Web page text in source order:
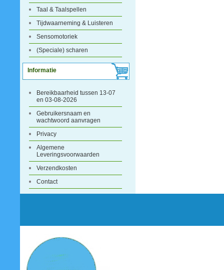
Taal & Taalspellen
Tijdwaarneming & Luisteren
Sensomotoriek
(Speciale) scharen
Informatie
Bereikbaarheid tussen 13-07
en 03-08-2026
Gebruikersnaam en
wachtwoord aanvragen
Privacy
Algemene
Leveringsvoorwaarden
Verzendkosten
Contact